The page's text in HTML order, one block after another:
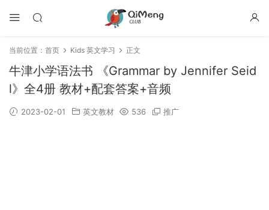
当前位置： 首页 Kids 英文学习 正文
牛津小学语法书 《Grammar by Jennifer Seid
l》全4册 教材+配套答案+音频
2023-02-01 英文教材 536 推广